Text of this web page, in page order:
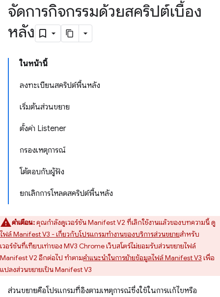
จัดการกิจกรรมด้วยสคริปต์เบื้อง
หลัง
ในหน้านี้
ลงทะเบียนสคริปต์พื้นหลัง
เริ่มต้นส่วนขยาย
ตั้งค่า Listener
กรองเหตุการณ์
โต้ตอบกับผู้ฟัง
ยกเลิกการโหลดสคริปต์พื้นหลัง
คำเตือน:คุณกำลังดูเวอร์ชัน Manifest V2 ที่เลิกใช้งานแล้วของบทความนี้ ดู
ไฟล์ Manifest V3 - เกี่ยวกับโปรแกรมทำงานของบริการส่วนขยายสำหรับ
เวอร์ชันที่เทียบเท่าของ MV3 Chrome เว็บสโตร์ไม่ยอมรับส่วนขยายไฟล์
Manifest V2 อีกต่อไป ทำตามคำแนะนำในการย้ายข้อมูลไฟล์ Manifest V3 เพื่อ
แปลงส่วนขยายเป็น Manifest V3
ส่วนขยายคือโปรแกรมที่อิงตามเหตุการณ์ซึ่งใช้ในการแก้ไขหรือ